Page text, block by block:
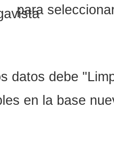
para
datos debe
en la base